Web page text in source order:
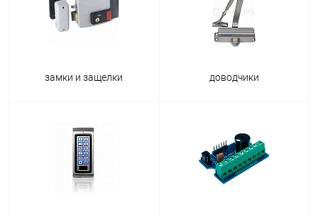
замки и защелки доводчики